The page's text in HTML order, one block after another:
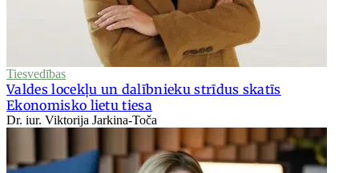
Tiesvedības
Valdes locekļu un dalībnieku strīdus skatīs
Ekonomisko lietu tiesa
Dr. iur. Viktorija Jarkina-Toča